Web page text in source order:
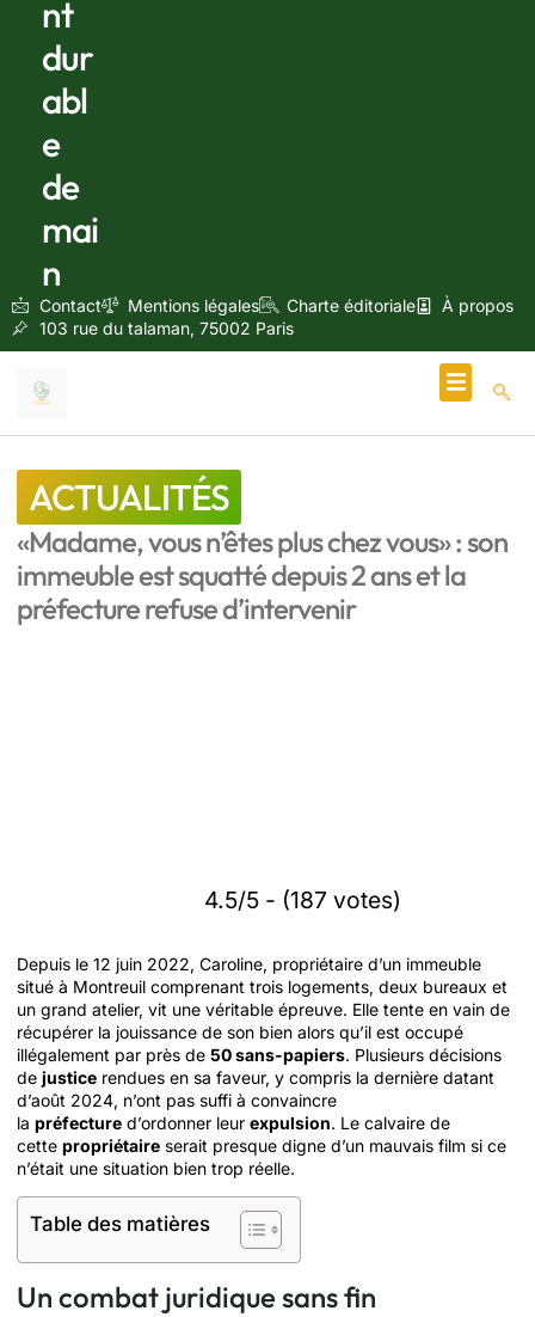
nt
dur
abl
e
de
mai
n
Contact Mentions légales Charte éditoriale
À propos
103 rue du talaman, 75002 Paris
ACTUALITÉS
«Madame, vous n’êtes plus chez vous» : son
immeuble est squatté depuis 2 ans et la
préfecture refuse d’intervenir
4.5/5 - (187 votes)
Depuis le 12 juin 2022, Caroline, propriétaire d’un immeuble
situé à Montreuil comprenant trois logements, deux bureaux et
un grand atelier, vit une véritable épreuve. Elle tente en vain de
récupérer la jouissance de son bien alors qu’il est occupé
illégalement par près de 50 sans-papiers. Plusieurs décisions
de justice rendues en sa faveur, y compris la dernière datant
d’août 2024, n’ont pas suffi à convaincre
la préfecture d’ordonner leur expulsion. Le calvaire de
cette propriétaire serait presque digne d’un mauvais film si ce
n’était une situation bien trop réelle.
Table des matières
Un combat juridique sans fin